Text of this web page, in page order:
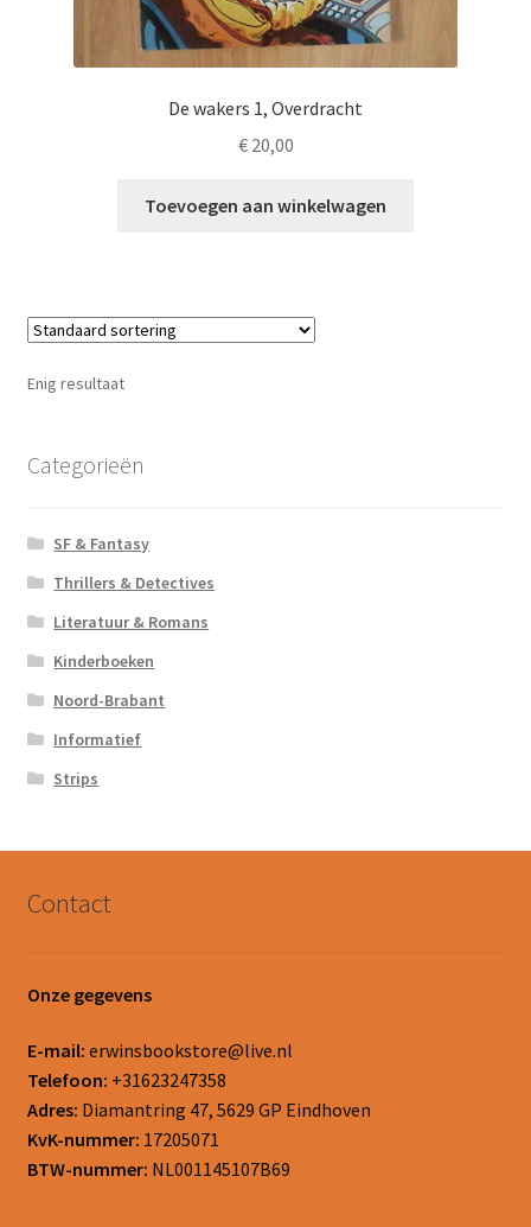
De wakers 1, Overdracht
€20,00
Toevoegen aan winkelwagen
Enig resultaat
Categorieën
SF & Fantasy
Thrillers & Detectives
Literatuur & Romans
Kinderboeken
Noord-Brabant
Informatief
Strips
Contact
Onze gegevens
E-mail: erwinsbookstore@live.nl
Telefoon: +31623247358
Adres: Diamantring 47, 5629 GP Eindhoven
KvK-nummer: 17205071
BTW-nummer: NL001145107B69